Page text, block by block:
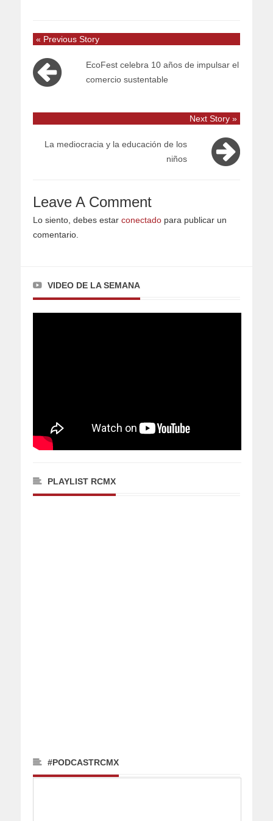
« Previous Story
EcoFest celebra 10 años de impulsar el
comercio sustentable
Next Story »
La mediocracia y la educación de los
niños
Leave A Comment
Lo siento, debes estar conectado para publicar un
comentario.
VIDEO DE LA SEMANA
PLAYLIST RCMX
#PODCASTRCMX